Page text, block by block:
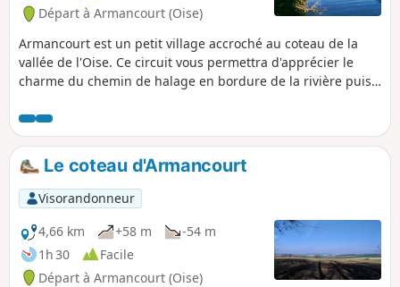
Départ à Armancourt (Oise)
Armancourt est un petit village accroché au coteau de la
vallée de l'Oise. Ce circuit vous permettra d'apprécier le
charme du chemin de halage en bordure de la rivière puis
vallée au sud et la plaine au Nord.
Le coteau d'Armancourt
Visorandonneur
4,66 km
+58 m
-54 m
1h 30
Facile
Départ à Armancourt (Oise)